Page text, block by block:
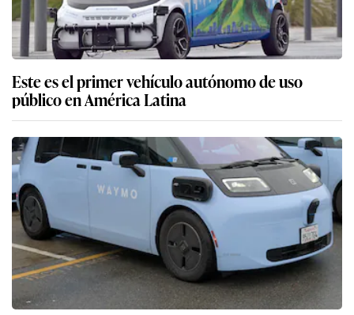
Este es el primer vehículo autónomo de uso
público en América Latina